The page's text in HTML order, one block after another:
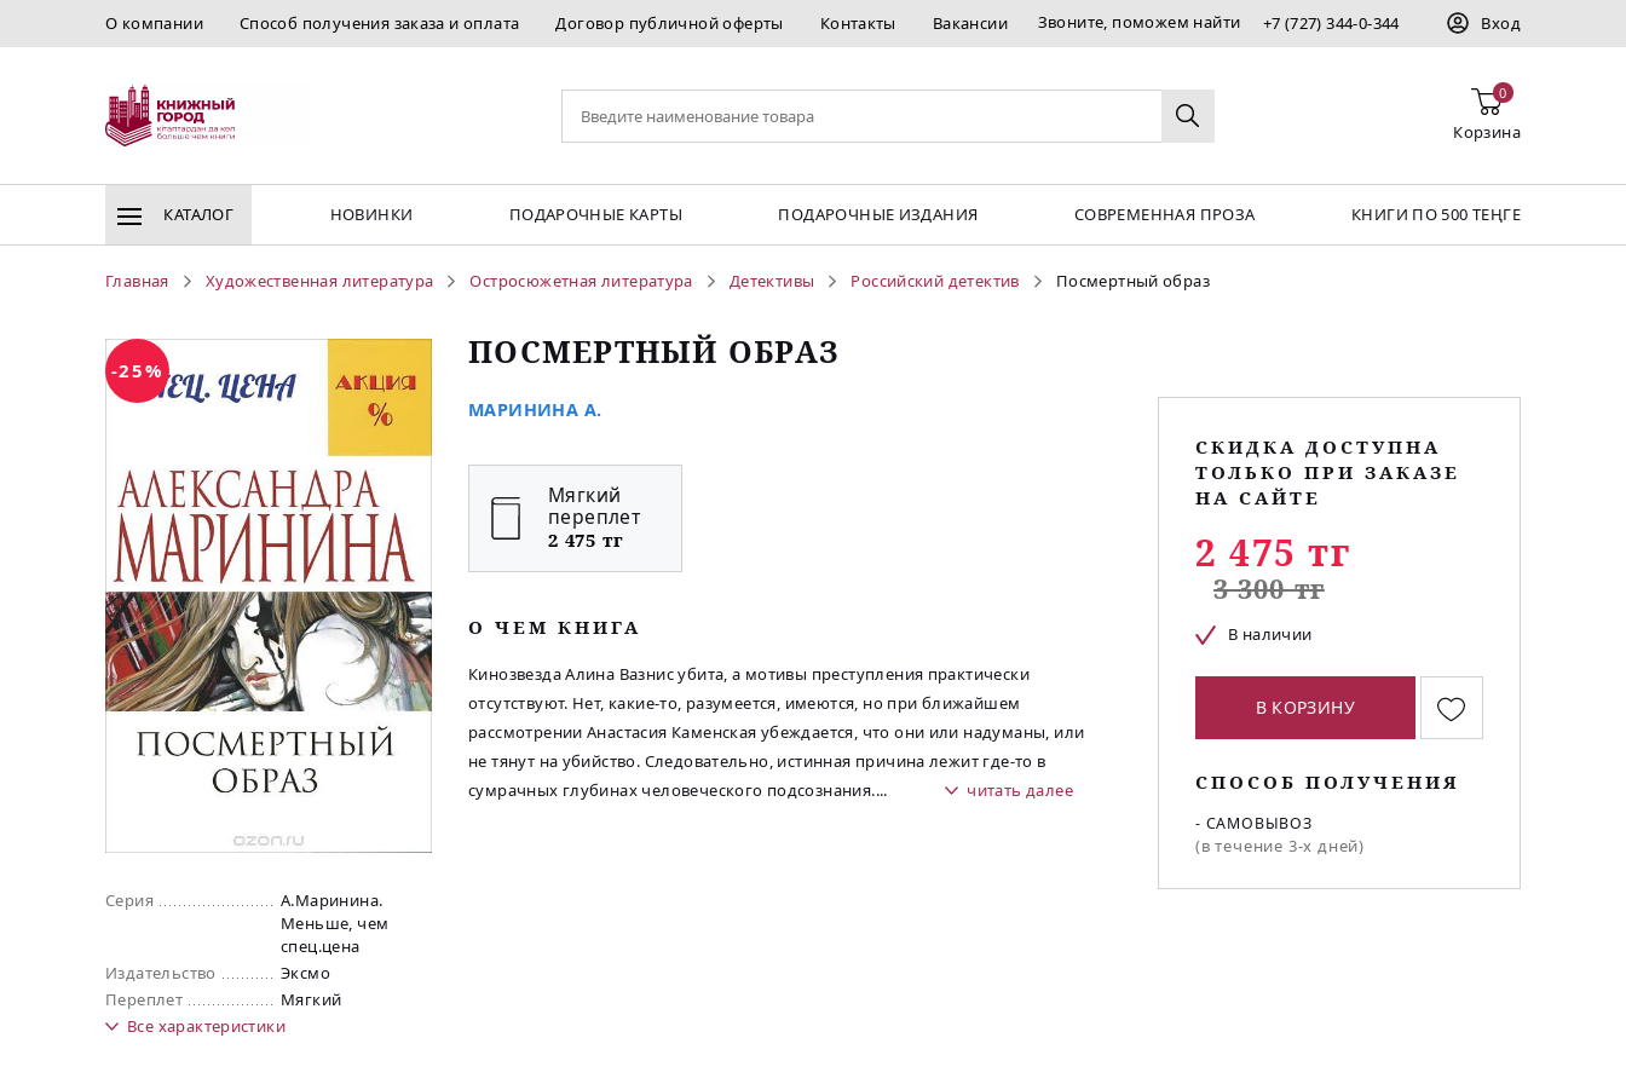
О компании Способ получения заказа и оплата Договор публичной оферты Контакты Вакансии Звоните, поможем найти +7 (727) 344-0-344 Вход
0
Корзина
КАТАЛОГ НОВИНКИ ПОДАРОЧНЫЕ КАРТЫ ПОДАРОЧНЫЕ ИЗДАНИЯ СОВРЕМЕННАЯ ПРОЗА КНИГИ ПО 500 ТЕҢГЕ
Главная Художественная литература Остросюжетная литература Детективы Российский детектив Посмертный образ
-25%
Серия
А.Маринина.
Меньше, чем
спец.цена
Издательство
Эксмо
Переплет
Мягкий
Все характеристики
ПОСМЕРТНЫЙ ОБРАЗ
МАРИНИНА А.
Мягкий
переплет
2 475 тг
O ЧЕМ КНИГА
Кинозвезда Алина Вазнис убита, а мотивы преступления практически
отсутствуют. Нет, какие-то, разумеется, имеются, но при ближайшем
рассмотрении Анастасия Каменская убеждается, что они или надуманы, или
не тянут на убийство. Следовательно, истинная причина лежит где-то в
сумрачных глубинах человеческого подсознания.... читать далее
СКИДКА ДОСТУПНА
ТОЛЬКО ПРИ ЗАКАЗЕ
НА САЙТЕ
2 475 тг
3 300 тг
В наличии
В КОРЗИНУ
СПОСОБ ПОЛУЧЕНИЯ
- САМОВЫВОЗ
(в течение 3-х дней)